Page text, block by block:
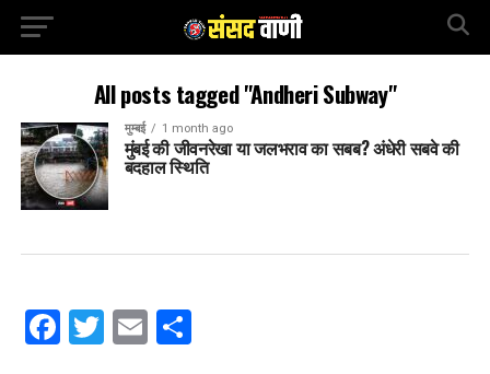
All posts tagged "Andheri Subway"
मुम्बई 1 month ago
मुंबई की जीवनरेखा या जलभराव का सबब? अंधेरी सबवे की
बदहाल स्थिति
Facebook
Twitter
EmailShare